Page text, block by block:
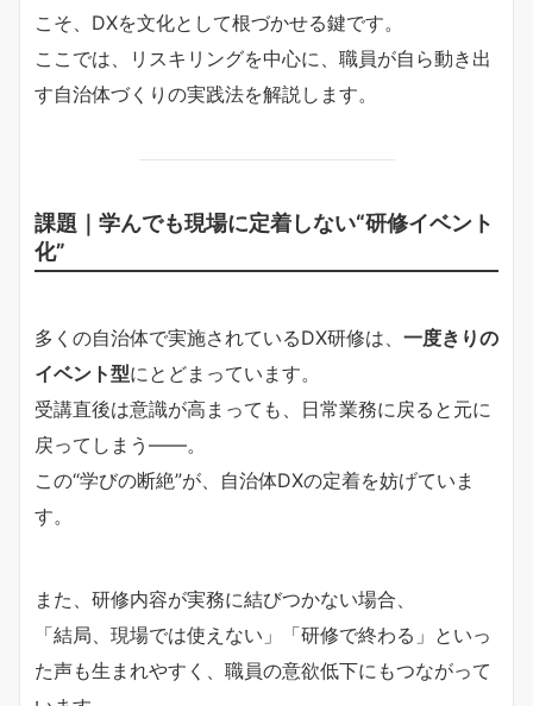
こそ、DXを文化として根づかせる鍵です。
ここでは、リスキリングを中心に、職員が自ら動き出
す自治体づくりの実践法を解説します。
課題｜学んでも現場に定着しない“研修イベント
化”
多くの自治体で実施されているDX研修は、 一度きりの
イベント型にとどまっています。
受講直後は意識が高まっても、日常業務に戻ると元に
戻ってしまう――。
この“学びの断絶”が、自治体DXの定着を妨げていま
す。
また、研修内容が実務に結びつかない場合、
「結局、現場では使えない」「研修で終わる」といっ
た声も生まれやすく、職員の意欲低下にもつながって